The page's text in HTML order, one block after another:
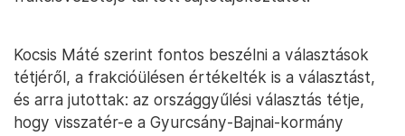
Kocsis Máté szerint fontos beszélni a választások
tétjéről, a frakcióülésen értékelték is a választást,
és arra jutottak: az országgyűlési választás tétje,
hogy visszatér-e a Gyurcsány-Bajnai-kormány